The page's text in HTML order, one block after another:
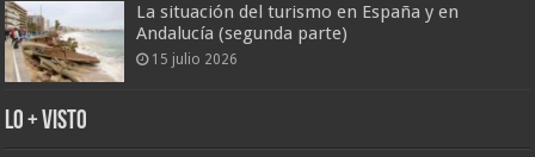
La situación del turismo en España y en
Andalucía (segunda parte)
15 julio 2026
Lo + Visto